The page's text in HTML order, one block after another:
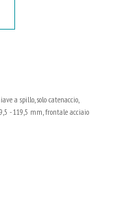
a spillo, solo catenaccio,
- 119,5 mm, frontale acciaio